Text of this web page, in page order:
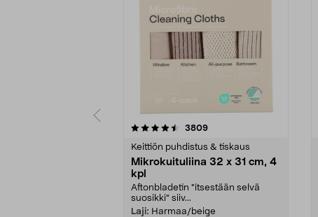
3809arvostelut
Keittiön puhdistus & tiskaus
Mikrokuituliina 32 x 31 cm, 4
kpl
Aftonbladetin "itsestään selvä
suosikki" siiv...
Laji: Harmaa/beige
4.5viidestä